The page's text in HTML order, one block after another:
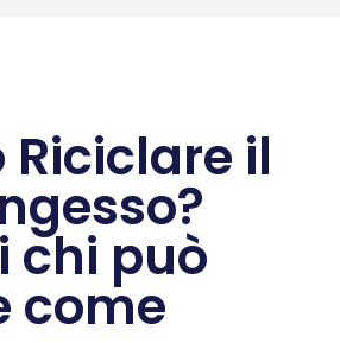
Riciclare il
chi può
come